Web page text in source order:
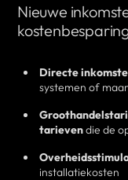
Nieuwe
Directe
systemen of
tarievendie de
installatiekosten